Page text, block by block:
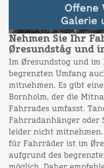
Nehmen Sie Ihr
Øresundståg und
Im Øresundstog und im
begrenzten Umfang
mitnehmen. Es gibt
Bornholm, der die
Fahrrades umfasst.
Fahrradanhänger oder
leider nicht
für Fahrräder ist im
aufgrund des